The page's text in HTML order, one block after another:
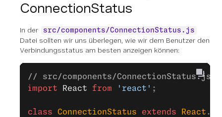
ConnectionStatus
In der src/components/ConnectionStatus.js
Datei sollten wir uns überlegen, wie wir dem Benutzer den
Verbindungsstatus am besten anzeigen können:
// src/components/ConnectionStatus.js
import React from 'react' ;
class ConnectionStatus extends React .